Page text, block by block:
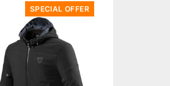
SPECIAL OFFER